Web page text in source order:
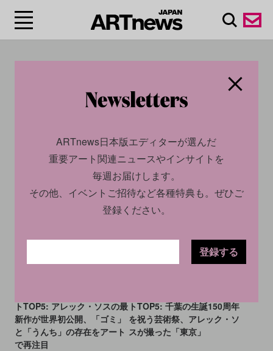
#アレック・ソス/Alec
トTOP5: アレック・ソスの最
新作が世界初公開、「ゴミ」
と「うんち」の存在をアート
で再注目
NEWS
トTOP5: 千葉の生誕150周年
を祝う芸術祭、アレック・ソ
スが撮った「東京」
ARTnews日本版エディターが選んだ
重要アート関連ニュースやインサイトを
毎週お届けします。
その他、イベントご招待など各種特典も。ぜひご
登録ください。
登録する